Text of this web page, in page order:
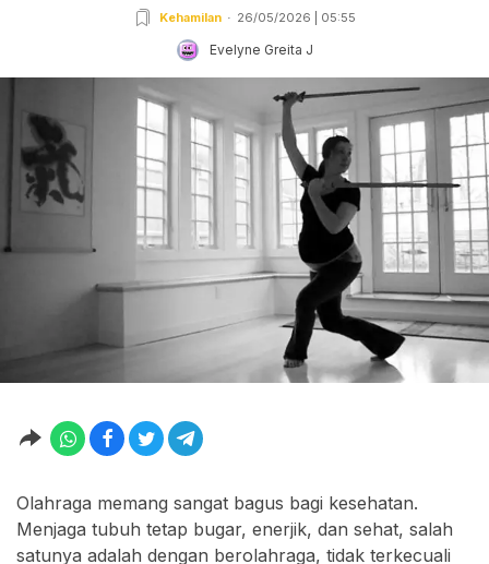
Kehamilan 26/05/2026 | 05:55
Evelyne Greita J
Olahraga memang sangat bagus bagi kesehatan.
Menjaga tubuh tetap bugar, enerjik, dan sehat, salah
satunya adalah dengan berolahraga, tidak terkecuali